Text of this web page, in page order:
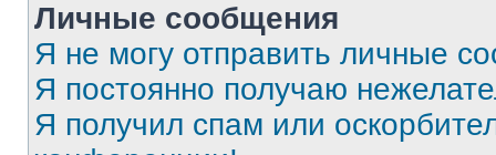
Личные сообщения
Я не могу отправить личные
Я постоянно получаю
Я получил спам или